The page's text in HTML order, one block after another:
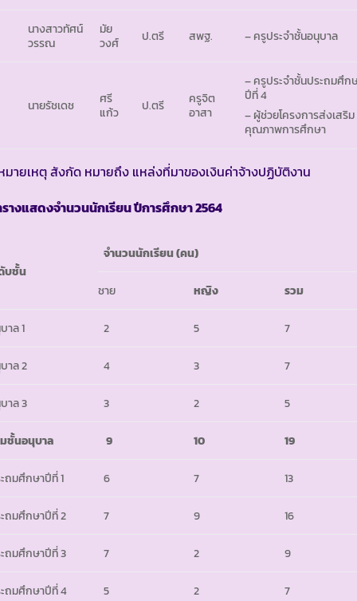
นางสาวทัศน์
วรรณ
มัย
วงศ์
ป.ตรี สพฐ. – ครูประจำชั้นอนุบาล
นายรัชเดช
ศรี
แก้ว
ป.ตรี
ครูจิต
อาสา
– ครูประจำชั้นประถมศึก
ปีที่ 4
– ผู้ช่วยโครงการส่งเสริม
คุณภาพการศึกษา
มายเหตุ สังกัด หมายถึง แหล่งที่มาของเงินค่าจ้างปฏิบัติงาน
างแสดงจำนวนนักเรียน ปีการศึกษา2564
บชั้น
จำนวนนักเรียน (คน)
ชาย หญิง รวม
าล 1 2 5 7
าล 2 4 3 7
าล 3 3 2 5
ชั้นอนุบาล 9 10 19
ถมศึกษาปีที่ 1 6 7 13
ถมศึกษาปีที่ 2 7 9 16
ถมศึกษาปีที่ 3 7 2 9
ถมศึกษาปีที่ 4 5 2 7